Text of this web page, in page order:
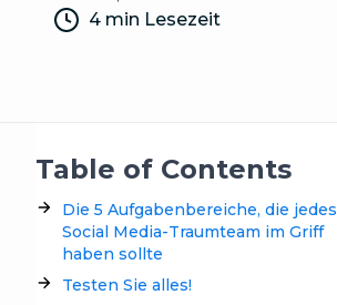
4 min Lesezeit
Table of Contents
Die 5 Aufgabenbereiche, die jedes
Social Media-Traumteam im Griff
haben sollte
Testen Sie alles!